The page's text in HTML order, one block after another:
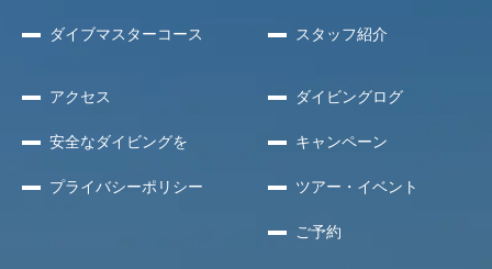
ダイブマスターコース スタッフ紹介
アクセス
安全なダイビングを
プライバシーポリシー
ダイビングログ
キャンペーン
ツアー・イベント
ご予約